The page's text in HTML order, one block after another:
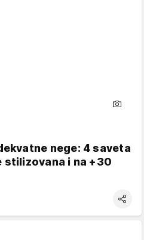
nege: 4 saveta
stilizovana i na +30